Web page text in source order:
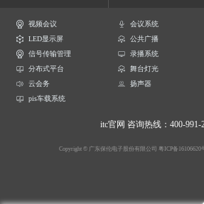
视频会议 会议系统
LED显示屏
公共广播
信号传输管理
录播系统
分布式平台
舞台灯光
云会务
扬声器
pis车载系统
itc官网 咨询热线：400-991-
Copyright © 广东保伦电子股份有限公司 粤ICP备16106620